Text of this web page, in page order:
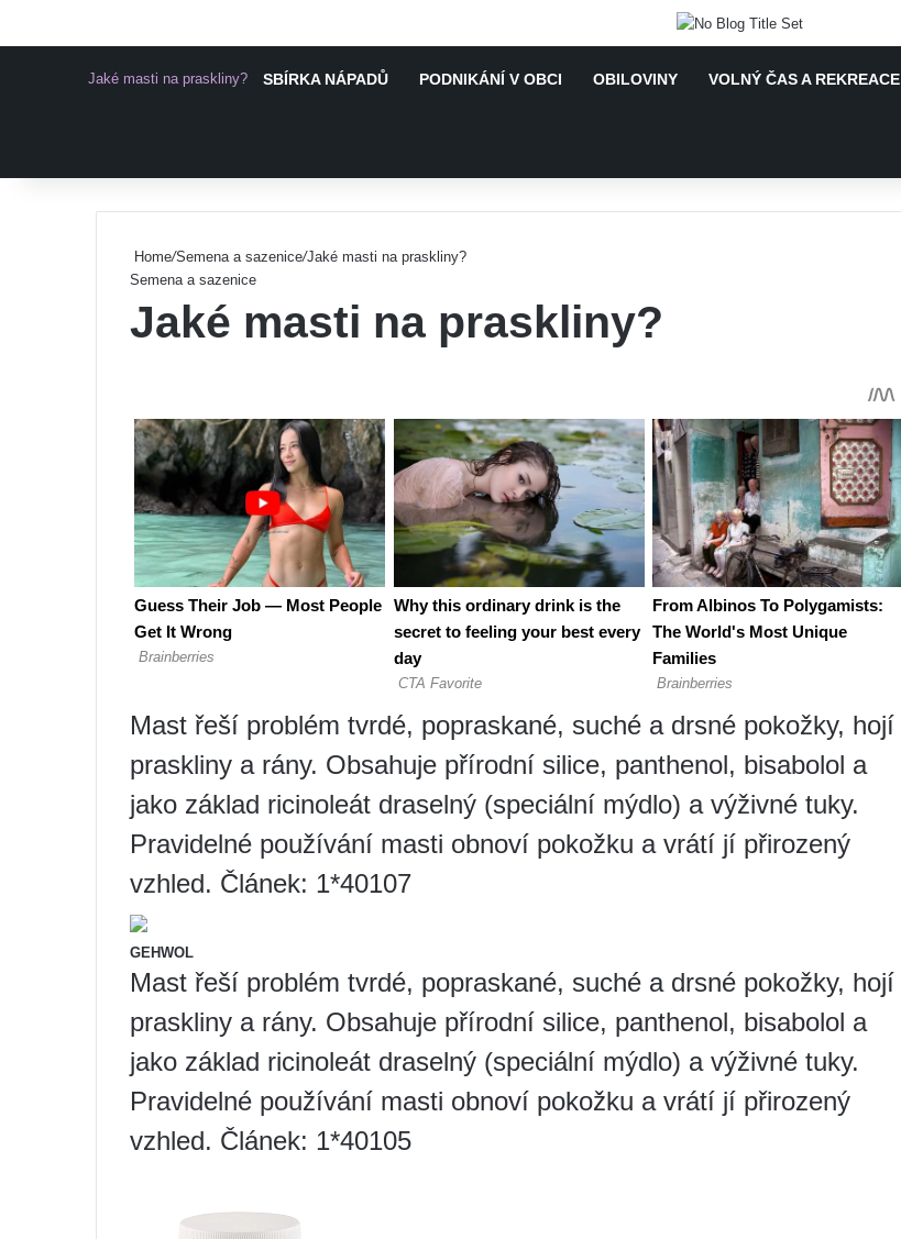
Jaké masti na praskliny? SBÍRKA NÁPADŮ PODNIKÁNÍ V OBCI OBILOVINY VOLNÝ ČAS A REKREACE
Home/Semena a sazenice/Jaké masti na praskliny?
Semena a sazenice
Jaké masti na praskliny?
Mast řeší problém tvrdé, popraskané, suché a drsné pokožky, hojí
praskliny a rány. Obsahuje přírodní silice, panthenol, bisabolol a
jako základ ricinoleát draselný (speciální mýdlo) a výživné tuky.
Pravidelné používání masti obnoví pokožku a vrátí jí přirozený
vzhled. Článek: 1*40107
GEHWOL
Mast řeší problém tvrdé, popraskané, suché a drsné pokožky, hojí
praskliny a rány. Obsahuje přírodní silice, panthenol, bisabolol a
jako základ ricinoleát draselný (speciální mýdlo) a výživné tuky.
Pravidelné používání masti obnoví pokožku a vrátí jí přirozený
vzhled. Článek: 1*40105